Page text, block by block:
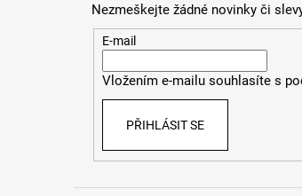
Nezmeškejte žádné novinky či
E-mail
Vložením e-mailu souhlasíte s
PŘIHLÁSIT SE